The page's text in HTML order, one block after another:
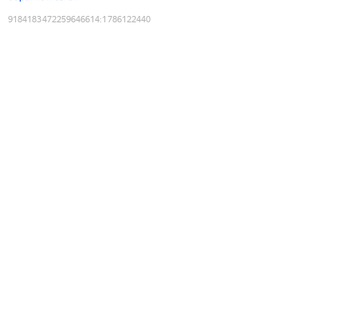
9184183472259646614:1786122440